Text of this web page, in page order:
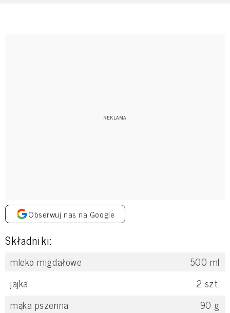
Obserwuj nas na Google
Składniki:
mleko migdałowe 500 ml
jajka
2 szt.
mąka pszenna
90 g